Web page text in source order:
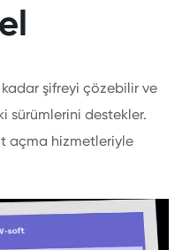
şifreyi çözebilir ve
sürümlerini destekler.
açma hizmetleriyle